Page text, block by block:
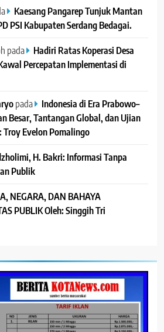
Kaesang Pangarep Tunjuk Mantan
PSI Kabupaten Serdang Bedagai.
pada
Hadiri Ratas Koperasi Desa
Percepatan Implementasi di
pada
Indonesia di Era Prabowo–
Besar, Tantangan Global, dan Ujian
Evelon Pomalingo
H. Bakri: Informasi Tanpa
Publik
NEGARA, DAN BAHAYA
PUBLIK Oleh: Singgih Tri